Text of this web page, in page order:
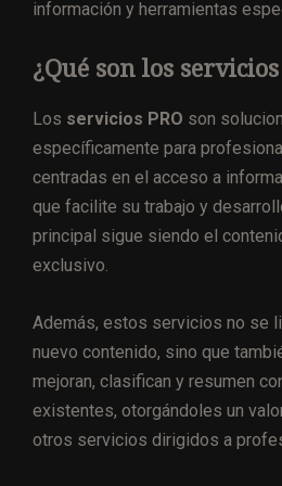
información y herramientas
¿Qué son los servicios
Los servicios PRO son
específicamente para
centradas en el acceso a
que facilite su trabajo y
principal sigue siendo el
exclusivo.
Además, estos servicios no se
nuevo contenido, sino que
mejoran, clasifican y resumen
existentes, otorgándoles un
otros servicios dirigidos a